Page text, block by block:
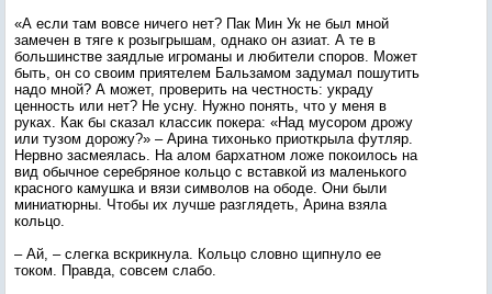
«А если там вовсе ничего нет? Пак Мин Ук не был мной
замечен в тяге к розыгрышам, однако он азиат. А те в
большинстве заядлые игроманы и любители споров. Может
быть, он со своим приятелем Бальзамом задумал пошутить
надо мной? А может, проверить на честность: украду
ценность или нет? Не усну. Нужно понять, что у меня в
руках. Как бы сказал классик покера: «Над мусором дрожу
или тузом дорожу?» – Арина тихонько приоткрыла футляр.
Нервно засмеялась. На алом бархатном ложе покоилось на
вид обычное серебряное кольцо с вставкой из маленького
красного камушка и вязи символов на ободе. Они были
миниатюрны. Чтобы их лучше разглядеть, Арина взяла
кольцо.
– Ай, – слегка вскрикнула. Кольцо словно щипнуло ее
током. Правда, совсем слабо.